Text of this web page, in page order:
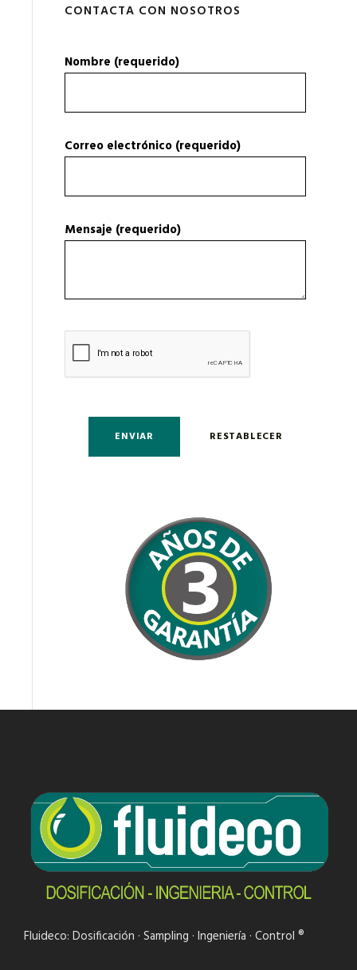
CONTACTA CON NOSOTROS
Nombre (requerido)
Correo electrónico (requerido)
Mensaje (requerido)
Fluideco: Dosificación · Sampling · Ingeniería · Control ®